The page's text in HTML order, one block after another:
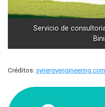
Servicio de
Créditos: synergyengineering.com